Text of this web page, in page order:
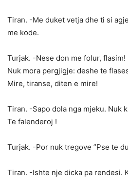
Tiran. -Me duket vetja dhe ti si
me kode.
Turjak. -Nese don me folur, flasim!
Nuk mora pergjigje: deshe te
Mire, tiranse, diten e mire!
Tiran. -Sapo dola nga mjeku. Nuk
Te falenderoj !
Turjak. -Por nuk tregove ”Pse te
Tiran. -Ishte nje dicka pa rendesi.